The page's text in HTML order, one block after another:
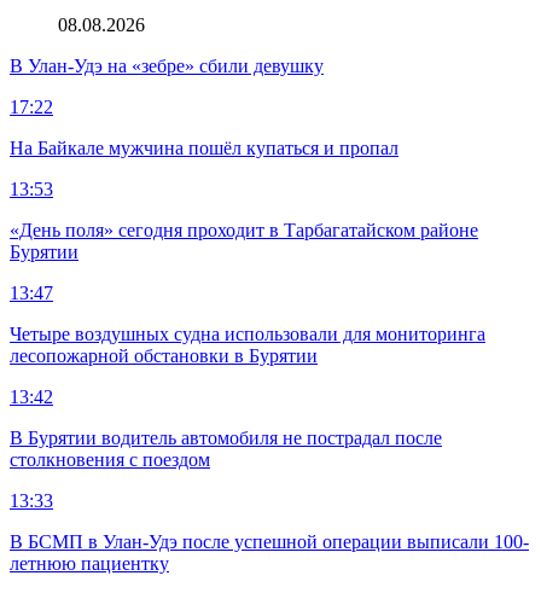
08.08.2026
В Улан-Удэ на «зебре» сбили девушку
17:22
На Байкале мужчина пошёл купаться и пропал
13:53
«День поля» сегодня проходит в Тарбагатайском районе
Бурятии
13:47
Четыре воздушных судна использовали для мониторинга
лесопожарной обстановки в Бурятии
13:42
В Бурятии водитель автомобиля не пострадал после
столкновения с поездом
13:33
В БСМП в Улан-Удэ после успешной операции выписали 100-
летнюю пациентку